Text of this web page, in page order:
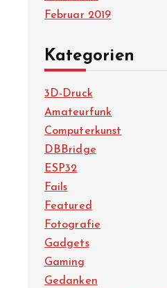
Februar 2019
Kategorien
3D-Druck
Amateurfunk
Computerkunst
DBBridge
ESP32
Fails
Featured
Fotografie
Gadgets
Gaming
Gedanken